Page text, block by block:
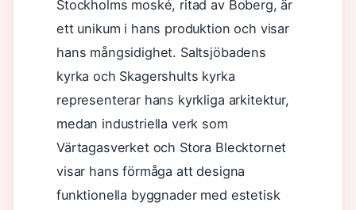
Stockholms moské, ritad av Boberg, är
ett unikum i hans produktion och visar
hans mångsidighet. Saltsjöbadens
kyrka och Skagershults kyrka
representerar hans kyrkliga arkitektur,
medan industriella verk som
Värtagasverket och Stora Blecktornet
visar hans förmåga att designa
funktionella byggnader med estetisk